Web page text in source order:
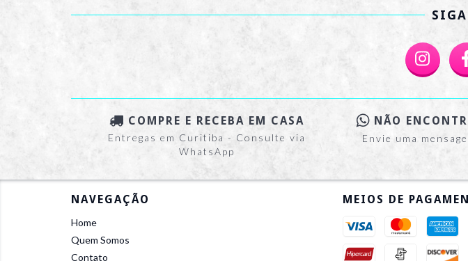
COMPRE E RECEBA EM CASA
Entregas em Curitiba - Consulte via
WhatsApp
NÃO
Envie uma
NAVEGAÇÃO
Home
Quem Somos
Contato
MEIOS DE